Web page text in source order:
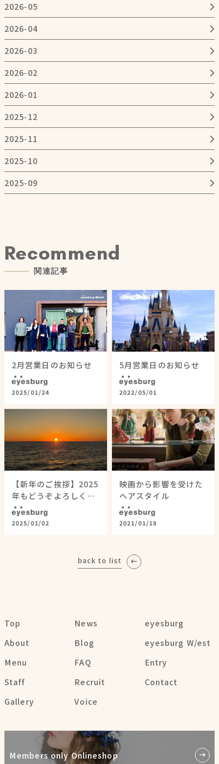
2026-05
2026-04
2026-03
2026-02
2026-01
2025-12
2025-11
2025-10
2025-09
Recommend
関 連記事
2月営業日のお知らせ
eyesburg
2025/01/24
5月営業日のお知らせ
eyesburg
2022/05/01
【新年のご挨拶】2025
年もどうぞよろしくお
願いいたします
eyesburg
2025/01/02
映画から影響を受けた
ヘアスタイル
eyesburg
2021/01/18
back to list
Top
About
Menu
Staff
Gallery
News
Blog
FAQ
Recruit
Voice
eyesburg
eyesburg W/est
Entry
Contact
Members only Onlineshop